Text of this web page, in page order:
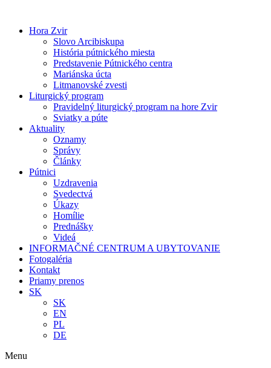
obsah
Hora Zvir
Slovo Arcibiskupa
História pútnického miesta
Predstavenie Pútnického centra
Mariánska úcta
Litmanovské zvesti
Liturgický program
Pravidelný liturgický program na hore Zvir
Sviatky a púte
Aktuality
Oznamy
Správy
Články
Pútnici
Uzdravenia
Svedectvá
Úkazy
Homílie
Prednášky
Videá
INFORMAČNÉ CENTRUM A UBYTOVANIE
Fotogaléria
Kontakt
Priamy prenos
SK
SK
EN
PL
DE
Menu